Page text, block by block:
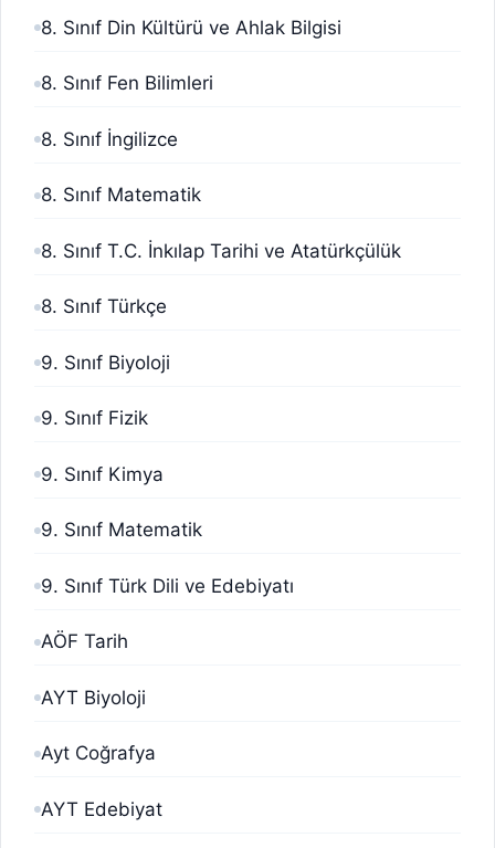
8. Sınıf Din Kültürü ve Ahlak Bilgisi
8. Sınıf Fen Bilimleri
8. Sınıf İngilizce
8. Sınıf Matematik
8. Sınıf T.C. İnkılap Tarihi ve Atatürkçülük
8. Sınıf Türkçe
9. Sınıf Biyoloji
9. Sınıf Fizik
9. Sınıf Kimya
9. Sınıf Matematik
9. Sınıf Türk Dili ve Edebiyatı
AÖF Tarih
AYT Biyoloji
Ayt Coğrafya
AYT Edebiyat